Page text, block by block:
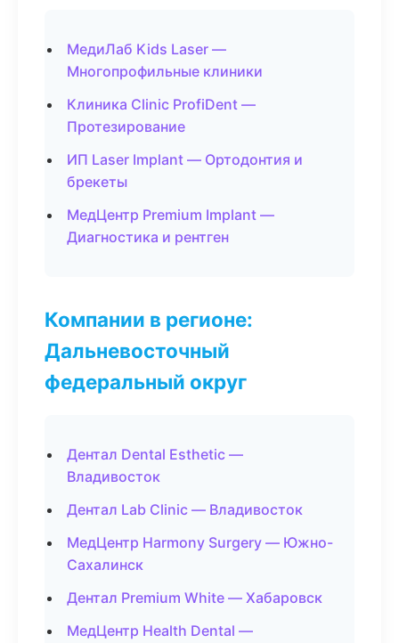
МедиЛаб Kids Laser —
Многопрофильные клиники
Клиника Clinic ProfiDent —
Протезирование
ИП Laser Implant — Ортодонтия и
брекеты
МедЦентр Premium Implant —
Диагностика и рентген
Компании в регионе:
Дальневосточный
федеральный округ
Дентал Dental Esthetic —
Владивосток
Дентал Lab Clinic — Владивосток
МедЦентр Harmony Surgery — Южно-
Сахалинск
Дентал Premium White — Хабаровск
МедЦентр Health Dental —